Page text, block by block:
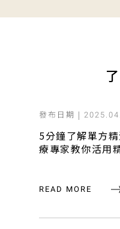
發布日期 |
5分鐘了解單方
療專家教你活用
READ MORE